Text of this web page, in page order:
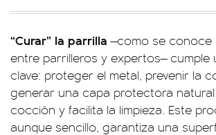
“Curar” la parrilla—como se
entre parrilleros y expertos— cumple
clave: proteger el metal, prevenir la
generar una capa protectora
cocción y facilita la limpieza. Este
aunque sencillo, garantiza una